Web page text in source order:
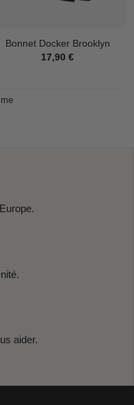
Bonnet Docker Brooklyn
17,90 €
aider.